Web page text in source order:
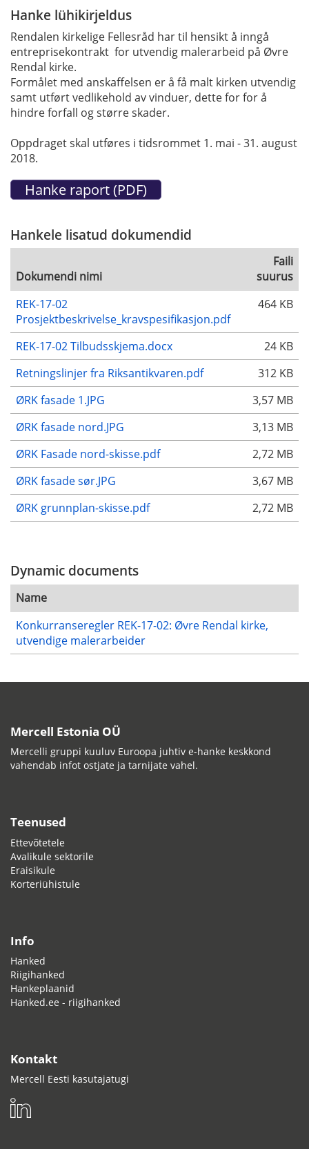
Hanke lühikirjeldus
Rendalen kirkelige Fellesråd har til hensikt å inngå
entreprisekontrakt for utvendig malerarbeid på Øvre
Rendal kirke.
Formålet med anskaffelsen er å få malt kirken utvendig
samt utført vedlikehold av vinduer, dette for for å
hindre forfall og større skader.
Oppdraget skal utføres i tidsrommet 1. mai - 31. august
2018.
Hankele lisatud dokumendid
Dokumendi nimi
Faili
suurus
REK-17-02
Prosjektbeskrivelse_kravspesifikasjon.pdf
464 KB
REK-17-02 Tilbudsskjema.docx
24 KB
Retningslinjer fra Riksantikvaren.pdf
312 KB
ØRK fasade 1.JPG
3,57 MB
ØRK fasade nord.JPG
3,13 MB
ØRK Fasade nord-skisse.pdf
2,72 MB
ØRK fasade sør.JPG
3,67 MB
ØRK grunnplan-skisse.pdf
2,72 MB
Dynamic documents
Name
Konkurranseregler REK-17-02: Øvre Rendal kirke,
utvendige malerarbeider
Mercell Estonia OÜ
Mercelli gruppi kuuluv Euroopa juhtiv e-hanke keskkond
vahendab infot ostjate ja tarnijate vahel.
Teenused
Ettevõtetele
Avalikule sektorile
Eraisikule
Korteriühistule
Info
Hanked
Riigihanked
Hankeplaanid
Hanked.ee - riigihanked
Kontakt
Mercell Eesti kasutajatugi